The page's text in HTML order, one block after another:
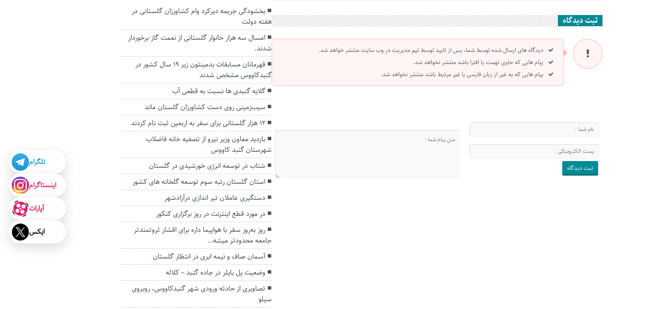
ثبت دیدگاه
دیدگاه های ارسال شده توسط شما، پس از تایید توسط تیم مدیریت در وب سایت منتشر خواهد شد.
پیام هایی که حاوی تهمت یا افترا باشد منتشر نخواهد شد.
پیام هایی که به غیر از زبان فارسی یا غیر مرتبط باشد منتشر نخواهد شد.
بخشودگی جریمه دیرکرد وام کشاورزان گلستانی در
هفته دولت
امسال سه هزار خانوار گلستانی از نعمت گاز برخوردار
شدند.
قهرمانان مسابقات بدمینتون زیر ۱۹ سال کشور در
گنبدکاووس مشخص شدند
گلایه گنبدی ها نسبت به قطعی آب
سیب‌زمینی‌ روی دست کشاورزان گلستان ماند
۱۲ هزار گلستانی برای سفر به اربعین ثبت نام کردند
بازدید معاون وزیر نیرو از تصفیه خانه فاضلاب
شهرستان گنبد کاووس
شتاب در توسعه انرژی خورشیدی در گلستان
استان گلستان رتبه سوم توسعه گلخانه های کشور
دستگیری عاملان تیر اندازی درآزادشهر
در مورد قطع اینترنت در روز برگزاری کنکور
روز به‌روز سفر با هواپیما داره برای اقشار ثروتمندتر
جامعه محدودتر‌ میشه…
آسمان صاف و نیمه ابری در انتظار گلستان
وضعیت پل بایلر در جاده گنبد – کلاله
تصاویری از حادثه ورودی شهر گنبدکاووس، روبروی
سیلو
تلگرام
اینستاگرام
آپارات
ایکس